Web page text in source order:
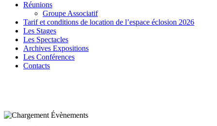
Réunions
Groupe Associatif
Tarif et conditions de location de l’espace éclosion 2026
Les Stages
Les Spectacles
Archives Expositions
Les Conférences
Contacts